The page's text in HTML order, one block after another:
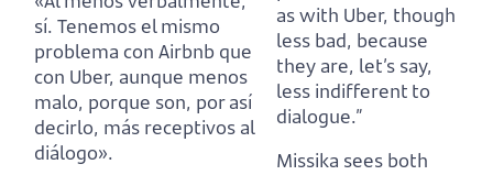
sí. Tenemos el mismo
problema con Airbnb que
con Uber, aunque menos
malo, porque son, por así
decirlo, más receptivos al
diálogo».
as with Uber, though
less bad, because
they are, let’s say,
less indifferent to
dialogue.”
Missika sees both